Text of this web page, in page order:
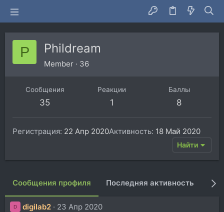
P Phildream
Member · 36
Сообщения
35
Реакции
1
Баллы
8
Регистрация 22 Апр 2020Активность 18 Май 2020
Найти
Сообщения профиля Последняя активность
D digilab2
23 Апр 2020